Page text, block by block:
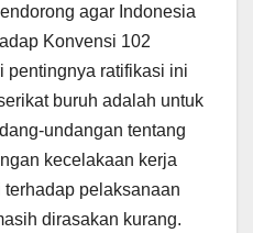
agar Indonesia
Konvensi 102
pentingnya ratifikasi ini
buruh adalah untuk
undangan tentang
kecelakaan kerja
pelaksanaan
dirasakan kurang.